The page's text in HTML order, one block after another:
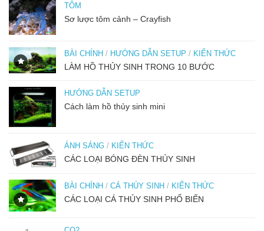
TÔM
Sơ lược tôm cảnh – Crayfish
BÀI CHÍNH / HƯỚNG DẪN SETUP / KIẾN THỨC
LÀM HỒ THỦY SINH TRONG 10 BƯỚC
HƯỚNG DẪN SETUP
Cách làm hồ thủy sinh mini
ÁNH SÁNG / KIẾN THỨC
CÁC LOẠI BÓNG ĐÈN THỦY SINH
BÀI CHÍNH / CÁ THỦY SINH / KIẾN THỨC
CÁC LOẠI CÁ THỦY SINH PHỔ BIẾN